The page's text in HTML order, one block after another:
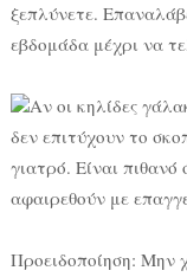
ξεπλύνετε.
εβδομάδα μέχρι να
Αν οι κηλίδες
δεν επιτύχουν το
γιατρό. Είναι πιθανό
αφαιρεθούν με
Προειδοποίηση: Μην